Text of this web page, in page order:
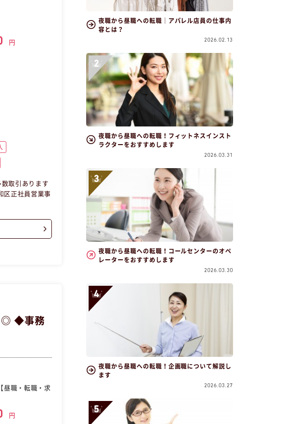
円
◎ ◆事務
昼職・転職・求
円
夜職から昼職への転職｜アパレル店員の仕事内
容とは？
2026.02.13
夜職から昼職への転職！フィットネスインスト
ラクターをおすすめします
2026.03.31
夜職から昼職への転職！コールセンターのオペ
レーターをおすすめします
2026.03.30
夜職から昼職への転職！企画職について解説し
ます
2026.03.27